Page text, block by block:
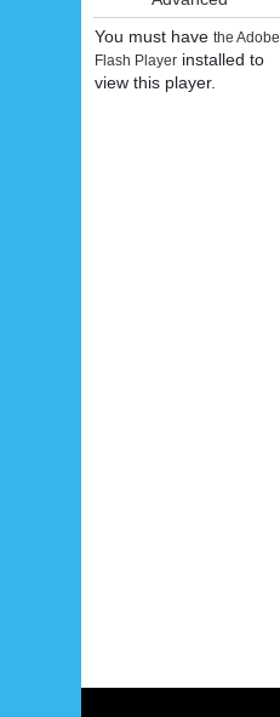
You must havethe Adobe
Flash Player installed to
view this player.